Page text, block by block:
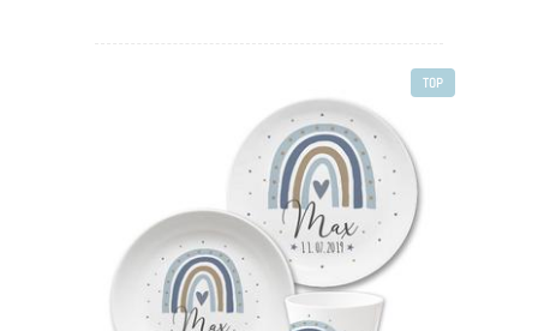
TOP